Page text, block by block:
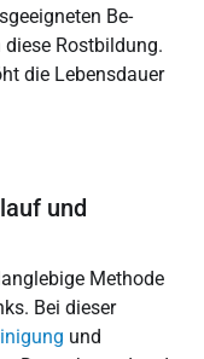
Be­
Rost­bildung.
die Lebens­dauer
und
Methode
Bei dieser
und